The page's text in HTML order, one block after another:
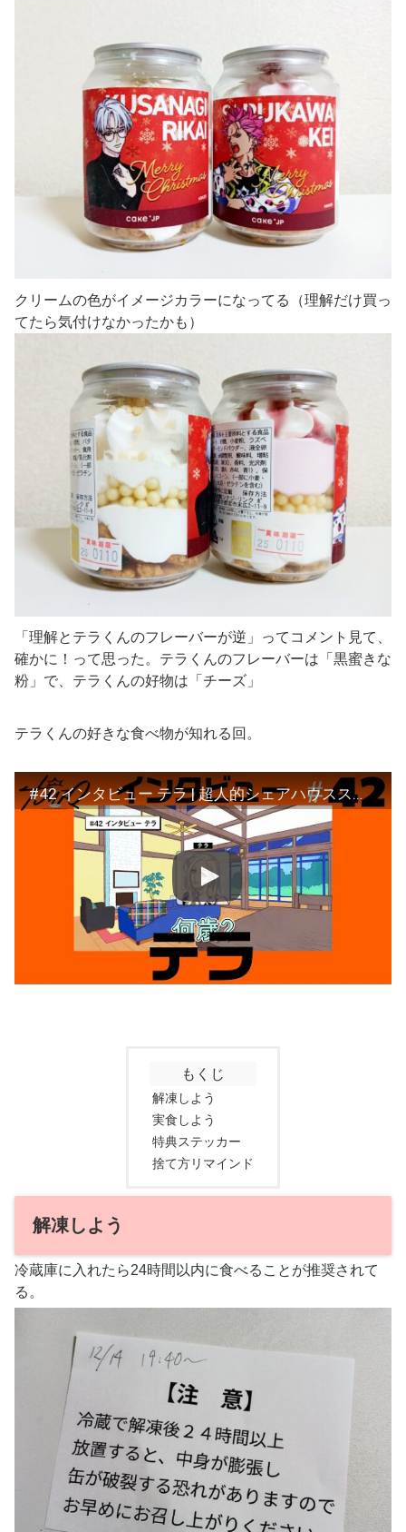
クリームの色がイメージカラーになってる（理解だけ買っ
てたら気付けなかったかも）
「理解とテラくんのフレーバーが逆」ってコメント見て、
確かに！って思った。テラくんのフレーバーは「黒蜜きな
粉」で、テラくんの好物は「チーズ」
テラくんの好きな食べ物が知れる回。
#42 インタビュー テラ | 超人的シェアハウスストーリー『カリスマ』
もくじ
解凍しよう
実食しよう
特典ステッカー
捨て方リマインド
解凍しよう
冷蔵庫に入れたら24時間以内に食べることが推奨されて
る。